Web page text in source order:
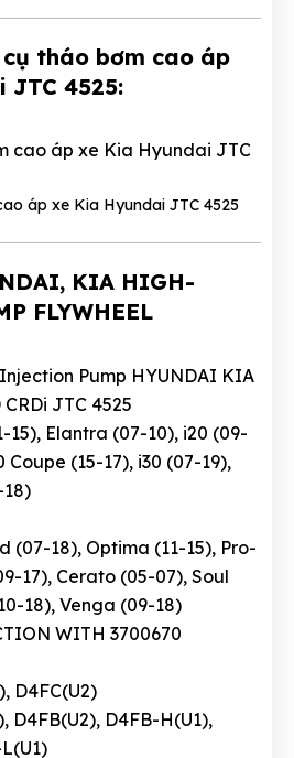
tháo bơm cao áp
JTC 4525:
KIA HIGH-
FLYWHEEL
Pump HYUNDAI KIA
CRDi JTC 4525
15), Elantra (07-10), i20 (09-
Coupe (15-17), i30 (07-19),
18)
(07-18), Optima (11-15), Pro-
17), Cerato (05-07), Soul
18), Venga (09-18)
WITH 3700670
D4FC(U2)
D4FB(U2), D4FB-H(U1),